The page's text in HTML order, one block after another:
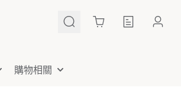
Cart
購物相關